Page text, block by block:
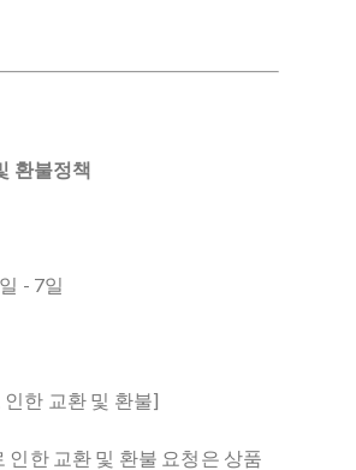
환불정책
- 7일
한 교환 및 환불]
인한 교환 및 환불 요청은 상품